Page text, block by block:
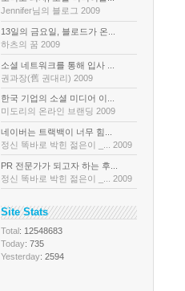
Jennifer님의 블로그 2009
13일의 금요일, 블로드가 온...
하츠의 꿈 2009
소셜 네트워크를 통해 입사 ...
권과장(舊 권대리) 2009
한국 기업의 소셜 미디어 이...
미도리의 온라인 브랜딩 2009
네이버는 트랙백이 너무 힘...
정신 똑바로 박힌 젊은이 _... 2009
PR 전문가가 되고자 하는 후...
정신 똑바로 박힌 젊은이 _... 2009
Site Stats
Total: 12548683
Today: 735
Yesterday: 2594